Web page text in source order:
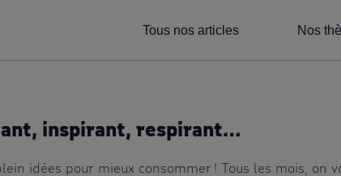
Tous nos articles Nos
inspirant, respirant…
idées pour mieux consommer ! Tous les mois, on